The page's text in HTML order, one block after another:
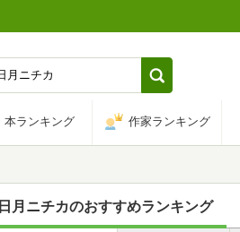
本ランキング 作家ランキング
日月ニチカのおすすめランキング